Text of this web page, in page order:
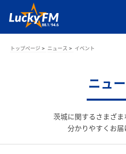
トップページ ニュース イベント
ニュ
茨城に関するさまざま
分かりやすくお届